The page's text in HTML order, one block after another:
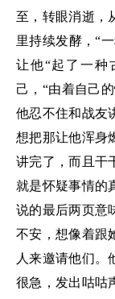
至，转眼消逝，
里持续发酵，“
让他“起了一种
己，“由着自己
他忍不住和战友
想把那让他浑身
讲完了，而且干
就是怀疑事情的
说的最后两页意
不安，想像着跟
人来邀请他们。
很急，发出咕咕